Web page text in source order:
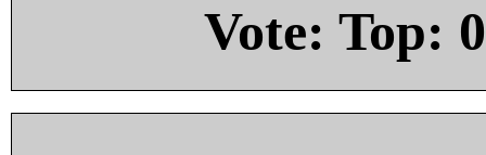
Vote: Top: 0